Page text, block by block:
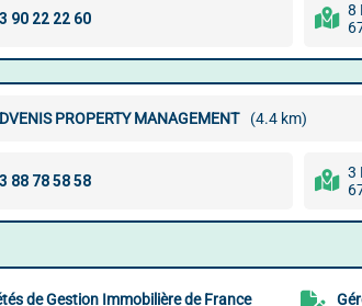
8
PROPERTY MANAGEMENT (4.4 km)
3
de Gestion Immobilière de France